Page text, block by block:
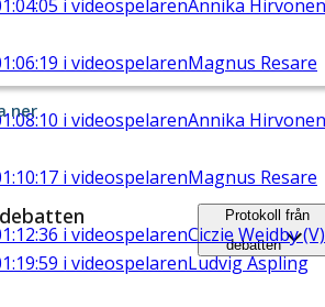
i videospelarenAnnika Hirvonen
i videospelarenMagnus Resare
i videospelarenAnnika Hirvonen
i videospelarenMagnus Resare
i videospelarenCiczie Weidby (V)
i videospelarenLudvig Aspling
ner
Protokoll från
debatten